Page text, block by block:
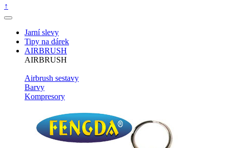
↑
Jarní slevy
Tipy na dárek
AIRBRUSH
AIRBRUSH
Airbrush sestavy
Barvy
Kompresory